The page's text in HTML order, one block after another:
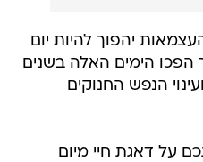
יהפוך להיות יום
הפכו הימים האלה בשנים
הנפש החנוקים
על דאגת חיי מיום